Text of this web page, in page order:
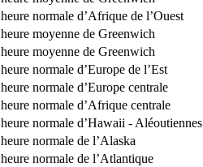
heure normale d’Afrique de l’Ouest
heure moyenne de Greenwich
heure moyenne de Greenwich
heure normale d’Europe de l’Est
heure normale d’Europe centrale
heure normale d’Afrique centrale
heure normale d’Hawaii - Aléoutiennes
heure normale de l’Alaska
heure normale de l’Atlantique